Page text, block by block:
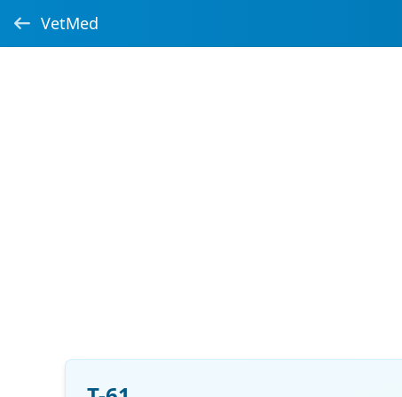
VetMed